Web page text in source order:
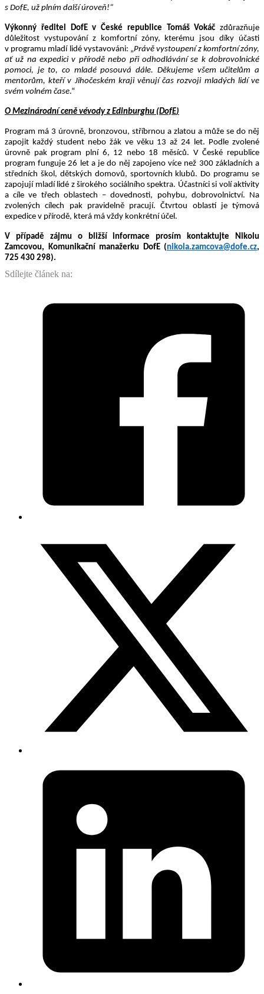
s DofE, už plním další úroveň! “
Výkonný ředitel DofE v České republice Tomáš Vokáč zdůrazňuje
důležitost vystupování z komfortní zóny, kterému jsou díky účasti
v programu mladí lidé vystavováni: „Právě vystoupení z komfortní zóny,
ať už na expedici v přírodě nebo při odhodlávání se k dobrovolnické
pomoci, je to, co mladé posouvá dále. Děkujeme všem učitelům a
mentorům, kteří v Jihočeském kraji věnují čas rozvoji mladých lidí ve
svém volném čase.“
O Mezinárodní ceně vévody z Edinburghu (DofE)
Program má 3 úrovně, bronzovou, stříbrnou a zlatou a může se do něj
zapojit každý student nebo žák ve věku 13až 24 let. Podle zvolené
úrovně pak program plní 6, 12 nebo 18 měsíců. V České republice
program funguje 26 let a je do něj zapojeno více než 300 základních a
středních škol, dětských domovů, sportovních klubů. Do programu se
zapojují mladí lidé z širokého sociálního spektra. Účastníci si volí aktivity
a cíle ve třech oblastech – dovednosti, pohybu, dobrovolnictví. Na
zvolených cílech pak pravidelně pracují. Čtvrtou oblastí je týmová
expedice v přírodě, která má vždy konkrétní účel.
V případě zájmu o bližší informace prosím kontaktujte Nikolu
Zamcovou, Komunikační manažerku DofE (nikola.zamcova@dofe.cz,
725 430 298).
Sdílejte článek na: